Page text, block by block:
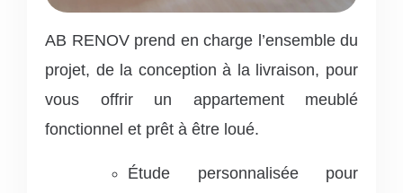
AB RENOV prend en charge l’ensemble du
projet, de la conception à la livraison, pour
vous offrir un appartement meublé
fonctionnel et prêt à être loué.
Étude personnalisée pour